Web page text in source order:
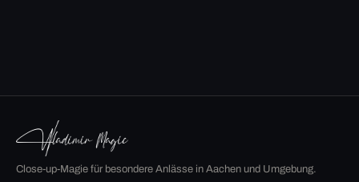
Close-up-Magie für besondere Anlässe in Aachen und Umgebung.